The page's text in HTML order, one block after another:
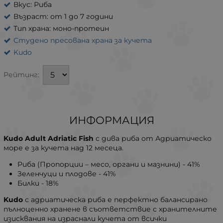
Вкус: Риба
Възраст: от 1 до 7 години
Тип храна: моно-протеин
Студено пресована храна за кучета
Kudo
Рейтинг:
ИНФОРМАЦИЯ
Kudo Adult Adriatic Fish с дива риба от Адриатическо
море е за кучета над 12 месеца.
Риба (Пропорции – месо, органи и мазнини) - 41%
Зеленчуци и плодове - 41%
Билки - 18%
Kudo с адриатическа риба е перфектно балансирано
пълноценно хранене в съответствие с хранителните
изисквания на израснали кучета от всички